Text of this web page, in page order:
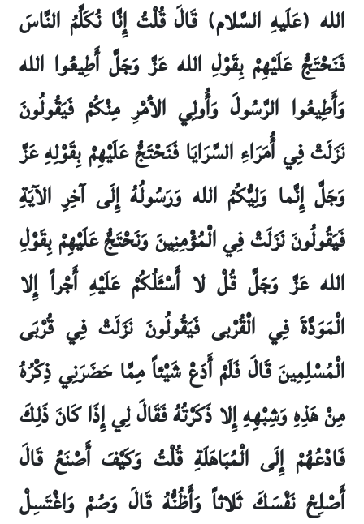
الله (عَلَيهِ السَّلام) قَالَ قُلْتُ إِنَّا نُكَلِّمُ النَّاسَ
فَنَحْتَجُّ عَلَيْهِمْ بِقَوْلِ الله عَزَّ وَجَلَّ أَطِيعُوا الله
وَأَطِيعُوا الرَّسُولَ وَأُولِي الأمْرِ مِنْكُمْ فَيَقُولُونَ
نَزَلَتْ فِي أُمَرَاءِ السَّرَايَا فَنَحْتَجُّ عَلَيْهِمْ بِقَوْلِهِ عَزَّ
وَجَلَّ إِنَّما وَلِيُّكُمُ الله وَرَسُولُهُ إِلَى آخِرِ الآيَةِ
فَيَقُولُونَ نَزَلَتْ فِي الْمُؤْمِنِينَ وَنَحْتَجُّ عَلَيْهِمْ بِقَوْلِ
الله عَزَّ وَجَلَّ قُلْ لا أَسْئَلُكُمْ عَلَيْهِ أَجْراً إِلا
الْمَوَدَّةَ فِي الْقُرْبى‏ فَيَقُولُونَ نَزَلَتْ فِي قُرْبَى
الْمُسْلِمِينَ قَالَ فَلَمْ أَدَعْ شَيْئاً مِمَّا حَضَرَنِي ذِكْرُهُ
مِنْ هَذِهِ وَشِبْهِهِ إِلا ذَكَرْتُهُ فَقَالَ لِي إِذَا كَانَ ذَلِكَ
فَادْعُهُمْ إِلَى الْمُبَاهَلَةِ قُلْتُ وَكَيْفَ أَصْنَعُ قَالَ
أَصْلِحْ نَفْسَكَ ثَلاثاً وَأَظُنُّهُ قَالَ وَصُمْ وَاغْتَسِلْ